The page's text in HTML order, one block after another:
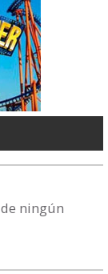
ningún